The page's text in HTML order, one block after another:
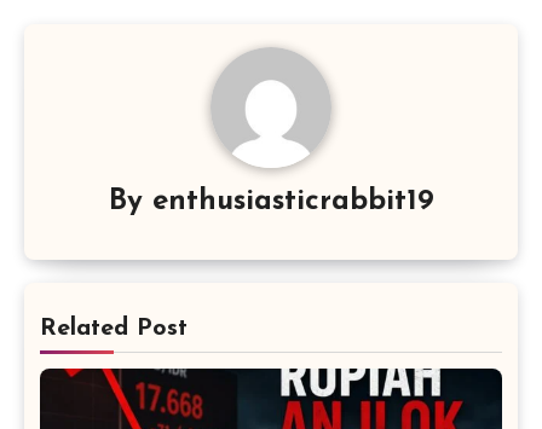
By enthusiasticrabbit19
Related Post